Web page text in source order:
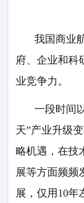
我国商业
府、企业和科
业竞争力。
一段时间
天”产业升级
略机遇，在技
展等方面频频
展，仅用10年